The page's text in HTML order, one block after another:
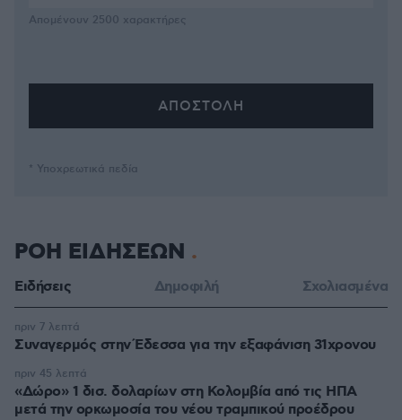
Απομένουν 2500 χαρακτήρες
* Υποχρεωτικά πεδία
ΡΟΗ ΕΙΔΗΣΕΩΝ
Ειδήσεις Δημοφιλή Σχολιασμένα
Συναγερμός στην Έδεσσα για την εξαφάνιση 31χρονου
πριν 7 λεπτά
«Δώρο» 1 δισ. δολαρίων στη Κολομβία από τις ΗΠΑ
μετά την ορκωμοσία του νέου τραμπικού προέδρου
πριν 45 λεπτά